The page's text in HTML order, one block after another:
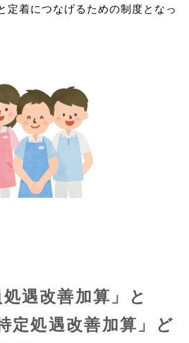
定着につなげるための制度となっ
処遇改善加算」と
定処遇改善加算」ど